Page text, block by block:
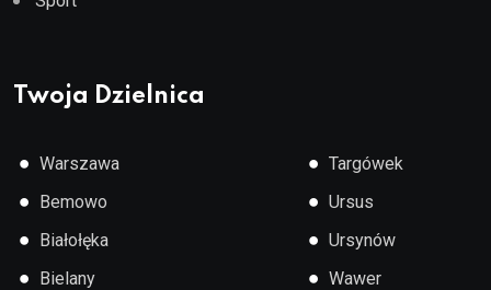
Twoja Dzielnica
● Warszawa
● Bemowo
● Białołęka
● Bielany
● Targówek
● Ursus
● Ursynów
● Wawer